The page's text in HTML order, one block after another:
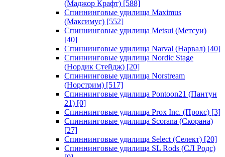
(Маджор Крафт) [588]
Спиннинговые удилища Maximus
(Максимус) [552]
Спиннинговые удилища Metsui (Метсуи)
[40]
Спиннинговые удилища Narval (Нарвал) [40]
Спиннинговые удилища Nordic Stage
(Нордик Стейдж) [20]
Спиннинговые удилища Norstream
(Норстрим) [517]
Спиннинговые удилища Pontoon21 (Пантун
21) [0]
Спиннинговые удилища Prox Inc. (Прокс) [3]
Спиннинговые удилища Scorana (Скорана)
[27]
Спиннинговые удилища Select (Селект) [20]
Спиннинговые удилища SL Rods (СЛ Родс)